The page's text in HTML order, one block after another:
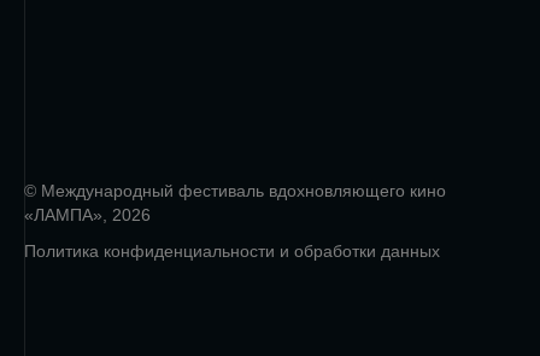
© Международный фестиваль вдохновляющего кино
«ЛАМПА», 2026
Политика конфиденциальности и обработки данных